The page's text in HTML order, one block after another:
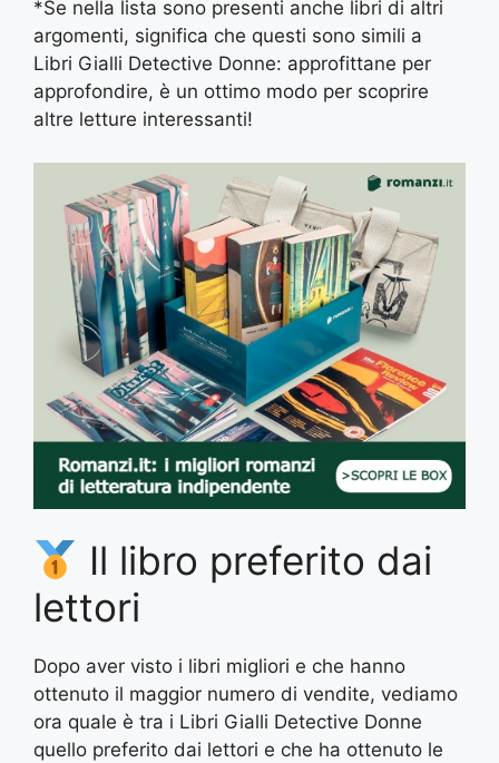
*Se nella lista sono presenti anche libri di altri
argomenti, significa che questi sono simili a
Libri Gialli Detective Donne: approfittane per
approfondire, è un ottimo modo per scoprire
altre letture interessanti!
Il libro preferito dai
lettori
Dopo aver visto i libri migliori e che hanno
ottenuto il maggior numero di vendite, vediamo
ora quale è tra i Libri Gialli Detective Donne
quello preferito dai lettori e che ha ottenuto le